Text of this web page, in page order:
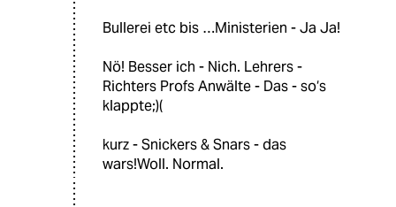
Bullerei etc bis …Ministerien - Ja Ja!
Nö! Besser ich - Nich. Lehrers -
Richters Profs Anwälte - Das - so‘s
klappte;)(
kurz - Snickers & Snars - das
wars!Woll. Normal.